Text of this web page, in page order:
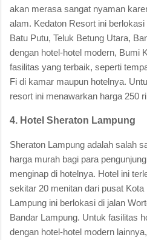
akan merasa sangat nyaman
alam. Kedaton Resort ini
Batu Putu, Teluk Betung Utara,
dengan hotel-hotel modern, Bumi
fasilitas yang terbaik, seperti
Fi di kamar maupun hotelnya.
resort ini menawarkan harga 250
4. Hotel Sheraton Lampung
Sheraton Lampung adalah salah
harga murah bagi para
menginap di hotelnya. Hotel ini
sekitar 20 menitan dari pusat
Lampung ini berlokasi di jalan
Bandar Lampung. Untuk fasilitas
dengan hotel-hotel modern